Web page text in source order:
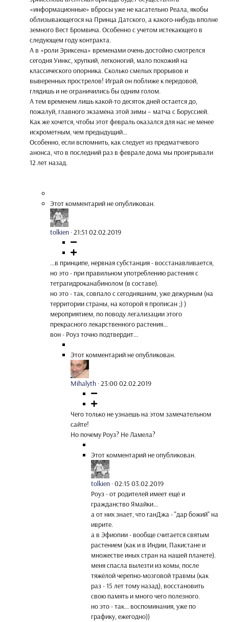
«информационные» вбросы уже не касательно Реала, якобы
облизывающегося на Принца Датского, а какого-нибудь вполне
земного Вест Бромвича. Особенно с учетом истекающего в
следующем году контракта.
А в «роли Эриксена» временами очень достойно смотрелся
сегодня Уинкс, хрупкий, легконогий, мало похожий на
классического опорника. Сколько смелых прорывов и
выверенных прострелов! Играй он поближе к передовой,
глядишь и не ограничились бы одним голом.
А тем временем лишь какой-то десяток дней остается до,
пожалуй, главного экзамена этой зимы – матча с Боруссией.
Как же хочется, чтобы этот февраль оказался для нас не менее
искрометным, чем предыдущий…
Особенно, если вспомнить, как следует из предматчевого
анонса, что в последний раз в феврале дома мы проигрывали
12 лет назад.
Этот комментарий не опубликован.
tolkien ·21:51 02.02.2019
...в принципе, нервная субстанция - восстанавливается,
но это - при правильном употреблению растения с
тетрагидроканабинолом (в составе).
но это - так, совпало с сегодняшним, уже дежурным (на
территории страны, на которой я прописан ;) )
мероприятием, по поводу легализации этого
прекрасного лекарственного растения...
вон - Роуз точно подтвердит...
Этот комментарий не опубликован.
Mihalyth ·23:00 02.02.2019
Чего только не узнаешь на этом замечательном
сайте!
Но почему Роуз? Не Ламела?
Этот комментарий не опубликован.
tolkien ·02:15 03.02.2019
Роуз - от родителей имеет ещё и
гражданство Ямайки...
а от них знает, что ганДжа - "дар божий" на
иврите.
а в Эфиопии - вообще считается святым
растением (как и в Индии, Пакистане и
множестве иных стран на нашей планете).
меня спасла вылезти из комы, после
тяжёлой черепно-мозговой травмы (как
раз - 15 лет тому назад), восстановить
свою память и много чего полезного.
но это - так... воспоминания, уже по
графику, ежегодно))